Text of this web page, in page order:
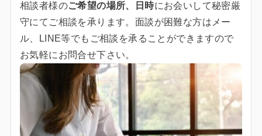
相談者様のご希望の場所、日時にお会いして秘密厳
守にてご相談を承ります。面談が困難な方はメー
ル、LINE等でもご相談を承ることができますので
お気軽にお問合せ下さい。